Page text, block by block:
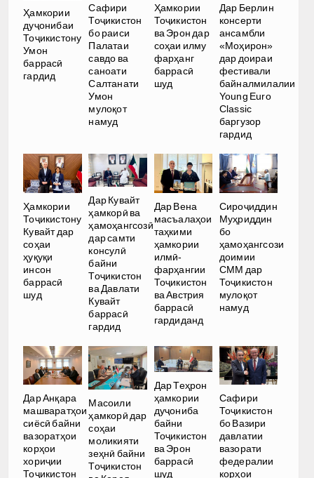
Ҳамкории
дуҷонибаи
Тоҷикистону
Умон
баррасӣ
гардид
Сафири
Тоҷикистон
бо раиси
Палатаи
савдо ва
саноати
Салтанати
Умон
мулоқот
намуд
Ҳамкории
Тоҷикистон
ва Эрон дар
соҳаи илму
фарҳанг
баррасӣ
шуд
Дар Берлин
консерти
ансамбли
«Моҳирон»
дар доираи
фестивали
байналмилалии
Young Euro
Classic
баргузор
гардид
Ҳамкории
Тоҷикистону
Кувайт дар
соҳаи
ҳуқуқи
инсон
баррасӣ
шуд
Дар Кувайт
ҳамкорӣ ва
ҳамоҳангсозӣ
дар самти
консулӣ
байни
Тоҷикистон
ва Давлати
Кувайт
баррасӣ
гардид
Дар Вена
масъалаҳои
таҳкими
ҳамкории
илмӣ-
фарҳангии
Тоҷикистон
ва Австрия
баррасӣ
гардиданд
Сироҷиддин
Муҳриддин
бо
ҳамоҳангсози
доимии
СММ дар
Тоҷикистон
мулоқот
намуд
Дар Анқара
машваратҳои
сиёсӣ байни
вазоратҳои
корҳои
хориҷии
Тоҷикистон
Масоили
ҳамкорӣ дар
соҳаи
моликияти
зеҳнӣ байни
Тоҷикистон
Дар Теҳрон
ҳамкории
дуҷониба
байни
Тоҷикистон
ва Эрон
баррасӣ
шуд
Сафири
Тоҷикистон
бо Вазири
давлатии
вазорати
федералии
корҳои